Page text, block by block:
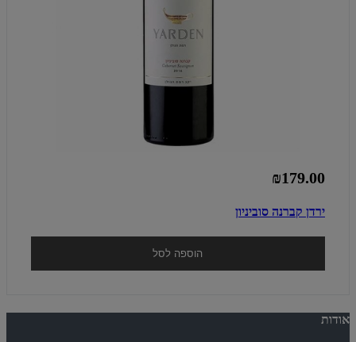
₪179.00
ירדן קברנה סוביניון
הוספה לסל
אודות